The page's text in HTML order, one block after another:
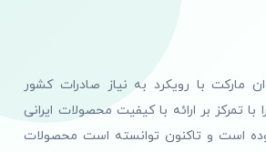
مارکت با رویکرد به نیاز صادرات کشور
تمرکز بر ارائه با کیفیت محصولات ایرانی
آغاز نموده است و تاکنون توانسته است محصولات